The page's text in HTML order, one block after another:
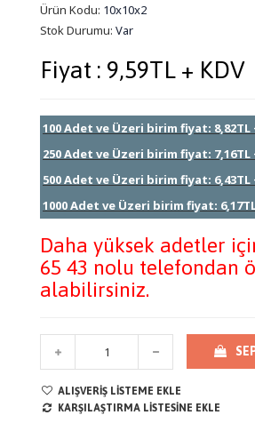
Ürün Kodu: 10x10x2
Stok Durumu: Var
Fiyat : 9,59TL + KDV
100 Adet ve Üzeri birim fiyat: 8,82TL
250 Adet ve Üzeri birim fiyat: 7,16TL
500 Adet ve Üzeri birim fiyat: 6,43TL
1000 Adet ve Üzeri birim fiyat:
Daha yüksek adetler
65 43 nolu telefondan
alabilirsiniz.
ALIŞVERIŞ LISTEME EKLE
KARŞILAŞTIRMA LISTESINE EKLE